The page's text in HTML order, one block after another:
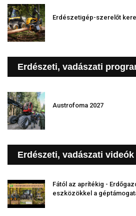
Erdészetigép-szerelőt
Erdészeti, vadászati
Austrofoma 2027
Erdészeti, vadászati videók
Fától az aprítékig -
eszközökkel a